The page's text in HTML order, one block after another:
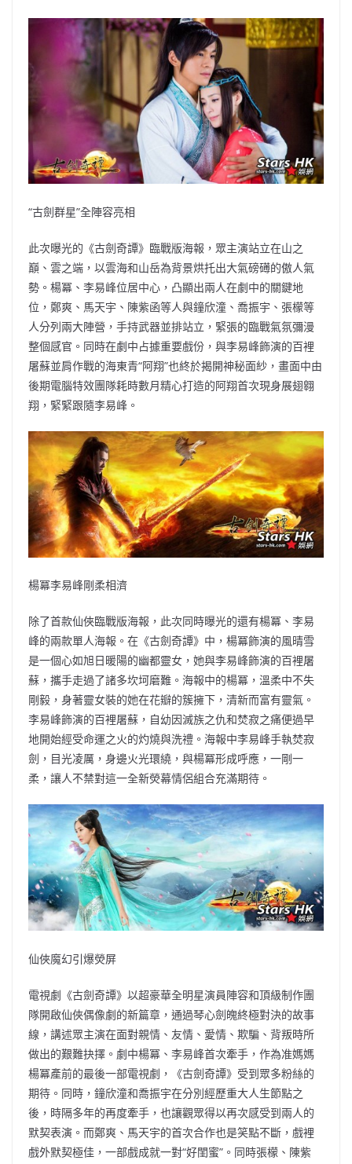
“古劍群星”全陣容亮相
此次曝光的《古劍奇譚》臨戰版海報，眾主演站立在山之
巔、雲之端，以雲海和山岳為背景烘托出大氣磅礡的傲人氣
勢。楊冪、李易峰位居中心，凸顯出兩人在劇中的關鍵地
位，鄭爽、馬天宇、陳紫函等人與鐘欣潼、喬振宇、張檬等
人分列兩大陣營，手持武器並排站立，緊張的臨戰氣氛彌漫
整個感官。同時在劇中占據重要戲份，與李易峰飾演的百裡
屠蘇並肩作戰的海東青“阿翔”也終於揭開神秘面紗，畫面中由
後期電腦特效團隊耗時數月精心打造的阿翔首次現身展翅翱
翔，緊緊跟隨李易峰。
楊冪李易峰剛柔相濟
除了首款仙俠臨戰版海報，此次同時曝光的還有楊冪、李易
峰的兩款單人海報。在《古劍奇譚》中，楊冪飾演的風晴雪
是一個心如旭日暖陽的幽都靈女，她與李易峰飾演的百裡屠
蘇，攜手走過了諸多坎坷磨難。海報中的楊冪，溫柔中不失
剛毅，身著靈女裝的她在花瓣的簇擁下，清新而富有靈氣。
李易峰飾演的百裡屠蘇，自幼因滅族之仇和焚寂之痛便過早
地開始經受命運之火的灼燒與洗禮。海報中李易峰手執焚寂
劍，目光凌厲，身邊火光環繞，與楊冪形成呼應，一剛一
柔，讓人不禁對這一全新熒幕情侶組合充滿期待。
仙俠魔幻引爆熒屏
電視劇《古劍奇譚》以超豪華全明星演員陣容和頂級制作團
隊開啟仙俠偶像劇的新篇章，通過琴心劍魄終極對決的故事
線，講述眾主演在面對親情、友情、愛情、欺騙、背叛時所
做出的艱難抉擇。劇中楊冪、李易峰首次牽手，作為准媽媽
楊冪產前的最後一部電視劇，《古劍奇譚》受到眾多粉絲的
期待。同時，鐘欣潼和喬振宇在分別經歷重大人生節點之
後，時隔多年的再度牽手，也讓觀眾得以再次感受到兩人的
默契表演。而鄭爽、馬天宇的首次合作也是笑點不斷，戲裡
戲外默契極佳，一部戲成就一對“好閨蜜”。同時張檬、陳紫